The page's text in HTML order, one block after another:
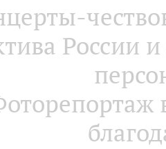
России